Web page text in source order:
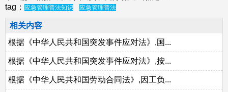
tag： 应急管理普法知识 应急管理普法
相关内容
根据《中华人民共和国突发事件应对法》,国...
根据《中华人民共和国突发事件应对法》,按...
根据《中华人民共和国劳动合同法》,因工负...